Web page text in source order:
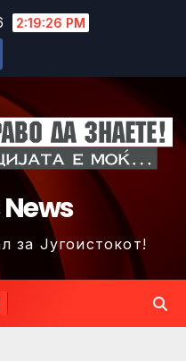
2:19:29 PM
за Југоистокот!